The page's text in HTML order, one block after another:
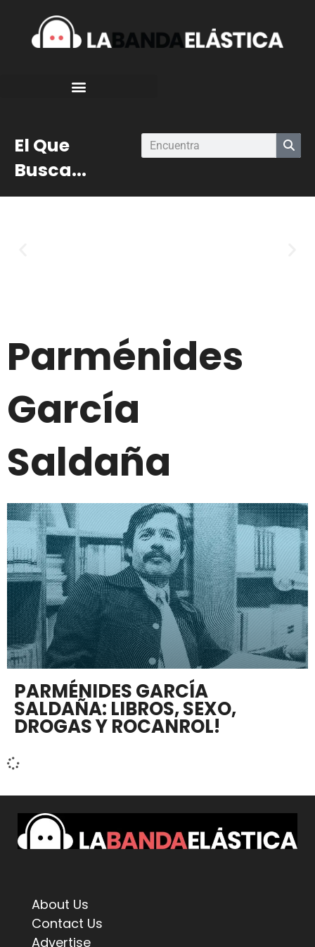
El Que
Busca...
Parménides
García
Saldaña
PARMÉNIDES GARCÍA
SALDAÑA: LIBROS, SEXO,
DROGAS Y ROCANROL!
About Us
Contact Us
Advertise